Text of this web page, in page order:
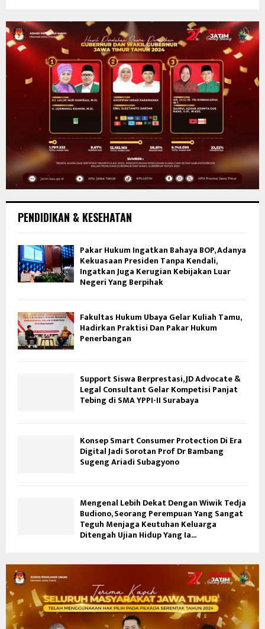
PENDIDIKAN & KESEHATAN
Pakar Hukum Ingatkan Bahaya BOP, Adanya
Kekuasaan Presiden Tanpa Kendali,
Ingatkan Juga Kerugian Kebijakan Luar
Negeri Yang Berpihak
Fakultas Hukum Ubaya Gelar Kuliah Tamu,
Hadirkan Praktisi Dan Pakar Hukum
Penerbangan
Support Siswa Berprestasi, JD Advocate &
Legal Consultant Gelar Kompetisi Panjat
Tebing di SMA YPPI-II Surabaya
Konsep Smart Consumer Protection Di Era
Digital Jadi Sorotan Prof Dr Bambang
Sugeng Ariadi Subagyono
Mengenal Lebih Dekat Dengan Wiwik Tedja
Budiono, Seorang Perempuan Yang Sangat
Teguh Menjaga Keutuhan Keluarga
Ditengah Ujian Hidup Yang Ia...